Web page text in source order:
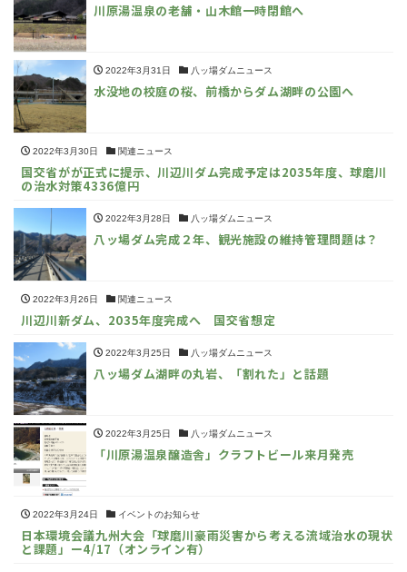
川原湯温泉の老舗・山木館一時閉館へ
2022年3月31日 八ッ場ダムニュース
水没地の校庭の桜、前橋からダム湖畔の公園へ
2022年3月30日 関連ニュース
国交省がが正式に提示、川辺川ダム完成予定は2035年度、球磨川
の治水対策4336億円
2022年3月28日 八ッ場ダムニュース
八ッ場ダム完成２年、観光施設の維持管理問題は？
2022年3月26日 関連ニュース
川辺川新ダム、2035年度完成へ 国交省想定
2022年3月25日 八ッ場ダムニュース
八ッ場ダム湖畔の丸岩、「割れた」と話題
2022年3月25日 八ッ場ダムニュース
「川原湯温泉醸造舎」クラフトビール来月発売
2022年3月24日 イベントのお知らせ
日本環境会議九州大会「球磨川豪雨災害から考える流域治水の現状
と課題」ー4/17（オンライン有）